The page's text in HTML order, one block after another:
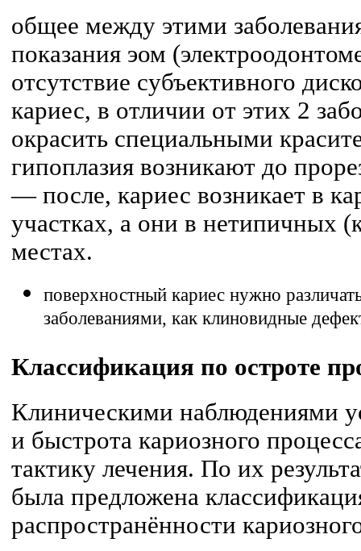
общее между этими
показания эом
отсутствие субъективного
кариес, в отличии от этих 2
окрасить специальными
гипоплазия возникают до
— после, кариес возникает в
участках, а они в нетипичных
местах.
поверхностный кариес нужно
заболеваниями, как клиновидные
Классификация по остроте
Клиническими наблюдениями
и быстрота кариозного
тактику лечения. По их
была предложена
распространённости